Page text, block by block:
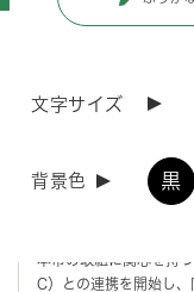
文字サイズ
背景色 黒
（令和7年9月19
本市の取組に関心を持
C）との連携を開始し、